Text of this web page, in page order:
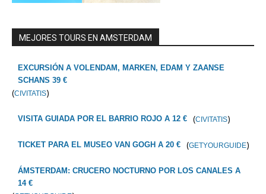
MEJORES TOURS EN AMSTERDAM
EXCURSIÓN A VOLENDAM, MARKEN, EDAM Y ZAANSE
SCHANS 39 €
(CIVITATIS)
VISITA GUIADA POR EL BARRIO ROJO A 12 € (CIVITATIS)
TICKET PARA EL MUSEO VAN GOGH A 20 € (GETYOURGUIDE)
ÁMSTERDAM: CRUCERO NOCTURNO POR LOS CANALES A
14 €